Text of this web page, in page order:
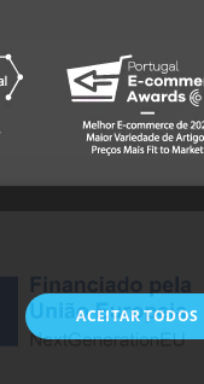
ACEITAR TODOS